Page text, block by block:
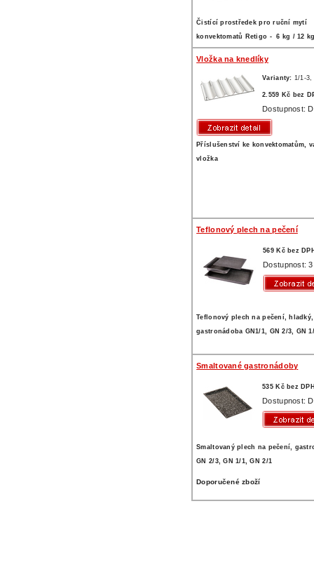
Čistící prostředek pro ruční mytí
konvektomatů Retigo - 6 kg / 12
Vložka na knedlíky
Varianty: 1/1-3,
2.559 Kč bez
Dostupnost:
Příslušenství ke konvektomatům,
vložka
Teflonový plech na pečení
569 Kč bez
Dostupnost:
Teflonový plech na pečení, hladký,
gastronádoba GN1/1, GN 2/3, GN
Smaltované gastronádoby
535 Kč bez
Dostupnost:
Smaltovaný plech na pečení,
GN 2/3, GN 1/1, GN 2/1
Doporučené zboží